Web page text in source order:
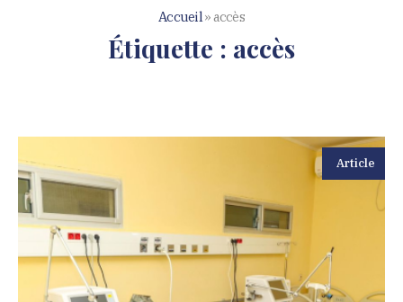
Accueil»accès
Étiquette : accès
Article